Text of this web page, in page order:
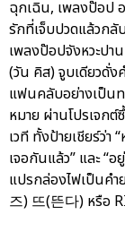
ฉุกเฉิน, เพลงป๊อป
รักที่เจ็บปวดแล้วกลั
เพลงป๊อปจังหวะปา
(วัน คิส) จูบเดียวดั่
แฟนคลับอย่างเป็นท
หมาย ผ่านโปรเจกต์
เวที ทั้งป้ายเชียร์ว่า
เจอกันแล้ว” และ “
แปรกล่องไฟเป็นคำ
즈) 뜨(뜬다) หรือ